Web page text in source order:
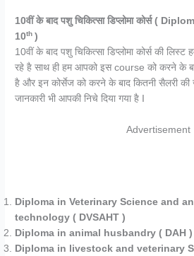
10वीं के बाद पशु चिकित्सा डिप्लोमा कोर्स(
10th)
10वीं के बाद पशु चिकित्सा डिप्लोमा कोर्स की
रहे है साथ ही हम आपको इस course को करने के
है और इन कोर्सेज को करने के बाद कितनी सैलरी
जानकारी भी आपकी निचे दिया गया है I
Advertisement
Diploma in Veterinary Science and
technology ( DVSAHT )
Diploma in animal husbandry ( DAH )
Diploma in livestock and veterinary